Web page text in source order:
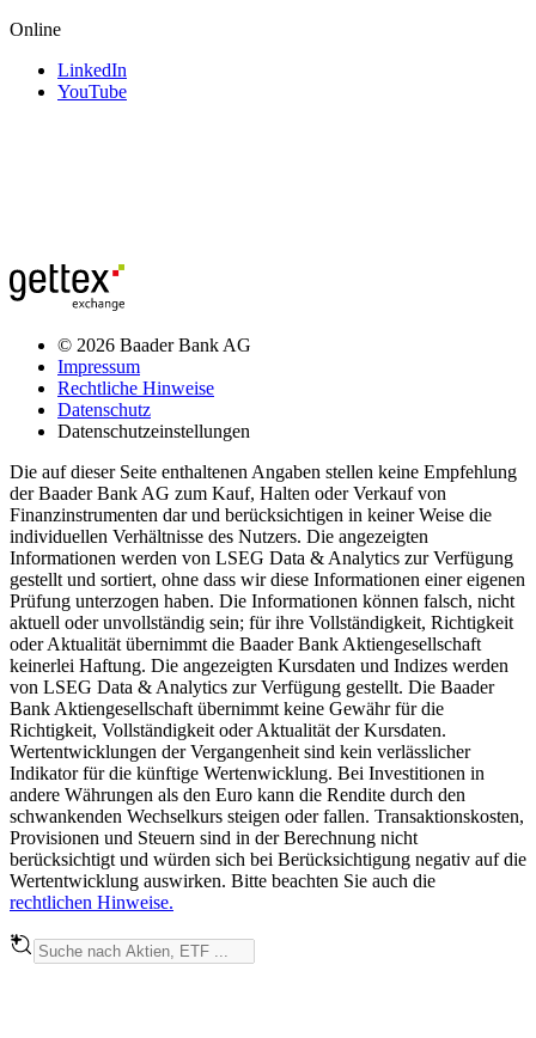
Online
LinkedIn
YouTube
© 2026 Baader Bank AG
Impressum
Rechtliche Hinweise
Datenschutz
Datenschutzeinstellungen
Die auf dieser Seite enthaltenen Angaben stellen keine Empfehlung
der Baader Bank AG zum Kauf, Halten oder Verkauf von
Finanzinstrumenten dar und berücksichtigen in keiner Weise die
individuellen Verhältnisse des Nutzers. Die angezeigten
Informationen werden von LSEG Data & Analytics zur Verfügung
gestellt und sortiert, ohne dass wir diese Informationen einer eigenen
Prüfung unterzogen haben. Die Informationen können falsch, nicht
aktuell oder unvollständig sein; für ihre Vollständigkeit, Richtigkeit
oder Aktualität übernimmt die Baader Bank Aktiengesellschaft
keinerlei Haftung. Die angezeigten Kursdaten und Indizes werden
von LSEG Data & Analytics zur Verfügung gestellt. Die Baader
Bank Aktiengesellschaft übernimmt keine Gewähr für die
Richtigkeit, Vollständigkeit oder Aktualität der Kursdaten.
Wertentwicklungen der Vergangenheit sind kein verlässlicher
Indikator für die künftige Wertenwicklung. Bei Investitionen in
andere Währungen als den Euro kann die Rendite durch den
schwankenden Wechselkurs steigen oder fallen. Transaktionskosten,
Provisionen und Steuern sind in der Berechnung nicht
berücksichtigt und würden sich bei Berücksichtigung negativ auf die
Wertentwicklung auswirken. Bitte beachten Sie auch die
rechtlichen Hinweise.